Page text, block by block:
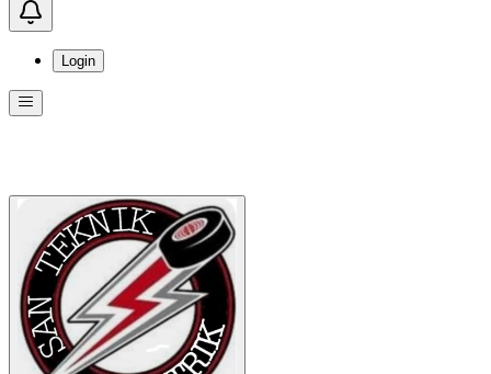
Login
Menu ini berisi navigasi untuk mengakses fitur-fitur di KangPro